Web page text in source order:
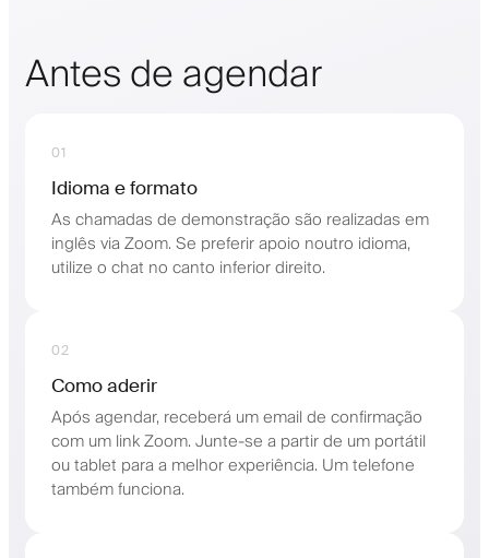
Antes de agendar
01
Idioma e formato
As chamadas de demonstração são realizadas em
inglês via Zoom. Se preferir apoio noutro idioma,
utilize o chat no canto inferior direito.
02
Como aderir
Após agendar, receberá um email de confirmação
com um link Zoom. Junte-se a partir de um portátil
ou tablet para a melhor experiência. Um telefone
também funciona.